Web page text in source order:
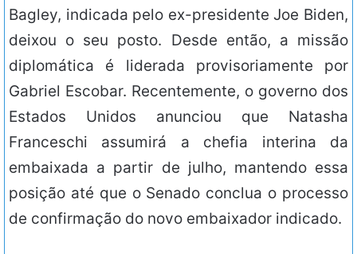
Bagley, indicada pelo ex-presidente Joe Biden,
deixou o seu posto. Desde então, a missão
diplomática é liderada provisoriamente por
Gabriel Escobar. Recentemente, o governo dos
Estados Unidos anunciou que Natasha
Franceschi assumirá a chefia interina da
embaixada a partir de julho, mantendo essa
posição até que o Senado conclua o processo
de confirmação do novo embaixador indicado.